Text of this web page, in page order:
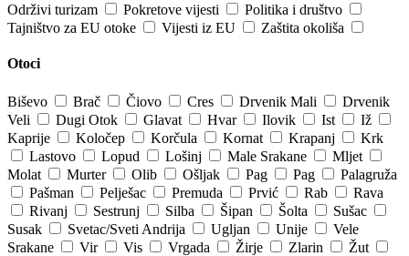
Održivi turizam
Pokretove vijesti
Politika i društvo
Tajništvo za EU otoke
Vijesti iz EU Zaštita okoliša
Otoci
Biševo Brač Čiovo Cres Drvenik Mali
Drvenik
Veli
Dugi Otok Glavat Hvar Ilovik Ist
Iž
Kaprije
Koločep Korčula Kornat Krapanj
Krk
Lastovo
Lopud Lošinj Male Srakane
Mljet
Molat
Murter Olib Ošljak Pag Pag
Palagruža
Pašman
Pelješac Premuda Prvić Rab
Rava
Rivanj
Sestrunj Silba Šipan Šolta
Sušac
Susak
Svetac/Sveti Andrija Ugljan Unije
Vele
Srakane
Vir Vis Vrgada Žirje Zlarin
Žut